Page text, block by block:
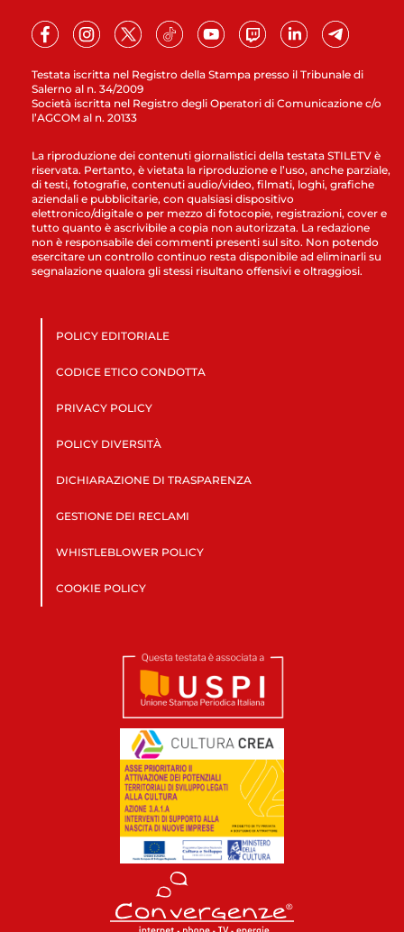
Testata iscritta nel Registro della Stampa presso il Tribunale di
Salerno al n. 34/2009
Società iscritta nel Registro degli Operatori di Comunicazione c/o
l’AGCOM al n. 20133
La riproduzione dei contenuti giornalistici della testata STILETV è
riservata. Pertanto, è vietata la riproduzione e l’uso, anche parziale,
di testi, fotografie, contenuti audio/video, filmati, loghi, grafiche
aziendali e pubblicitarie, con qualsiasi dispositivo
elettronico/digitale o per mezzo di fotocopie, registrazioni, cover e
tutto quanto è ascrivibile a copia non autorizzata. La redazione
non è responsabile dei commenti presenti sul sito. Non potendo
esercitare un controllo continuo resta disponibile ad eliminarli su
segnalazione qualora gli stessi risultano offensivi e oltraggiosi.
POLICY EDITORIALE
CODICE ETICO CONDOTTA
PRIVACY POLICY
POLICY DIVERSITÀ
DICHIARAZIONE DI TRASPARENZA
GESTIONE DEI RECLAMI
WHISTLEBLOWER POLICY
COOKIE POLICY